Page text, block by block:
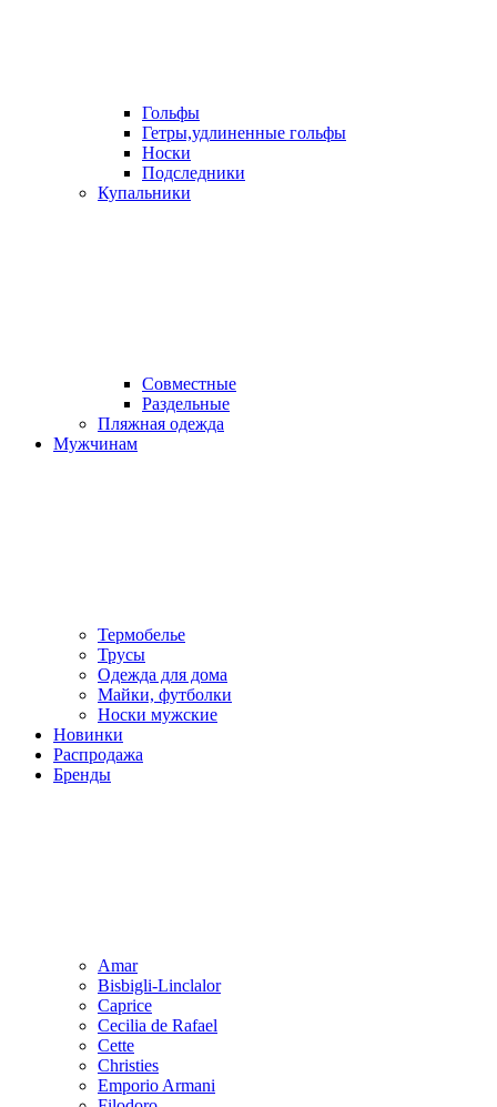
Гольфы
Гетры,удлиненные гольфы
Носки
Подследники
Купальники
Совместные
Раздельные
Пляжная одежда
Мужчинам
Термобелье
Трусы
Одежда для дома
Майки, футболки
Носки мужские
Новинки
Распродажа
Бренды
Amar
Bisbigli-Linclalor
Caprice
Cecilia de Rafael
Cette
Christies
Emporio Armani